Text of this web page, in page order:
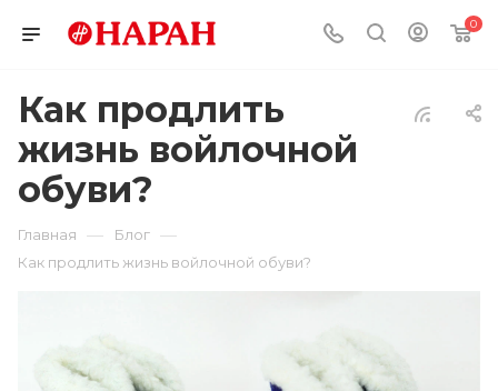
0
Как продлить
жизнь войлочной
обуви?
Главная — Блог —
Как продлить жизнь войлочной обуви?